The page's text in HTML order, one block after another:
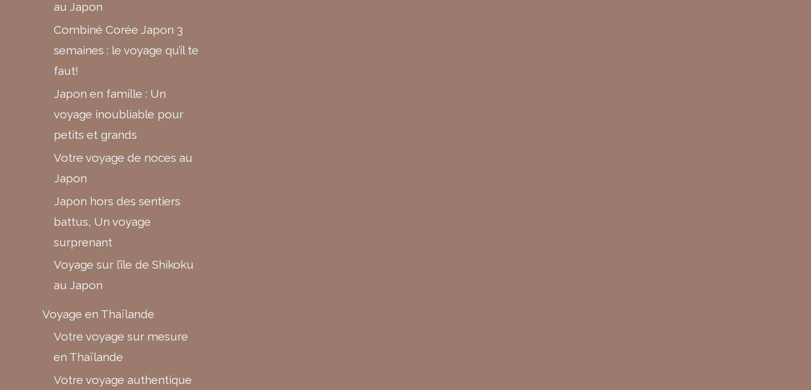
au Japon
Combiné Corée Japon 3
semaines : le voyage qu’il te
faut!
Japon en famille : Un
voyage inoubliable pour
petits et grands
Votre voyage de noces au
Japon
Japon hors des sentiers
battus, Un voyage
surprenant
Voyage sur l’île de Shikoku
au Japon
Voyage en Thaïlande
Votre voyage sur mesure
en Thaïlande
Votre voyage authentique